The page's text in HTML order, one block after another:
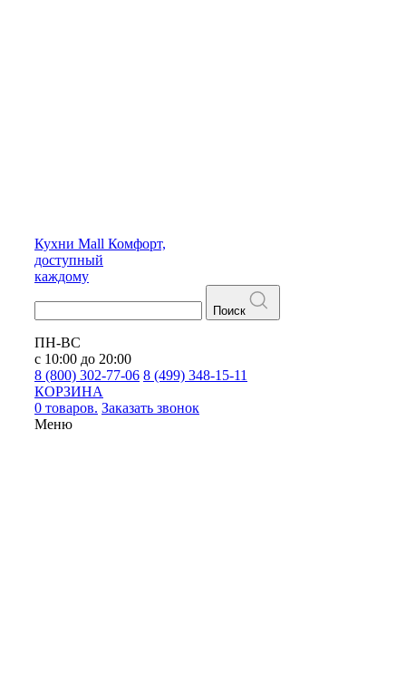
Кухни Mall Комфорт,
доступный
каждому
Поиск
ПН-ВС
с 10:00 до 20:00
8 (800) 302-77-06 8 (499) 348-15-11
КОРЗИНА
0 товаров. Заказать звонок
Меню